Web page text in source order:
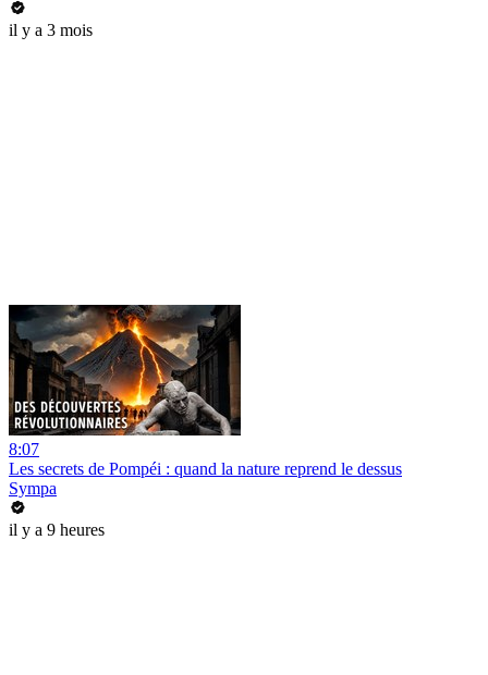
il y a 3 mois
8:07
Les secrets de Pompéi : quand la nature reprend le dessus
Sympa
il y a 9 heures